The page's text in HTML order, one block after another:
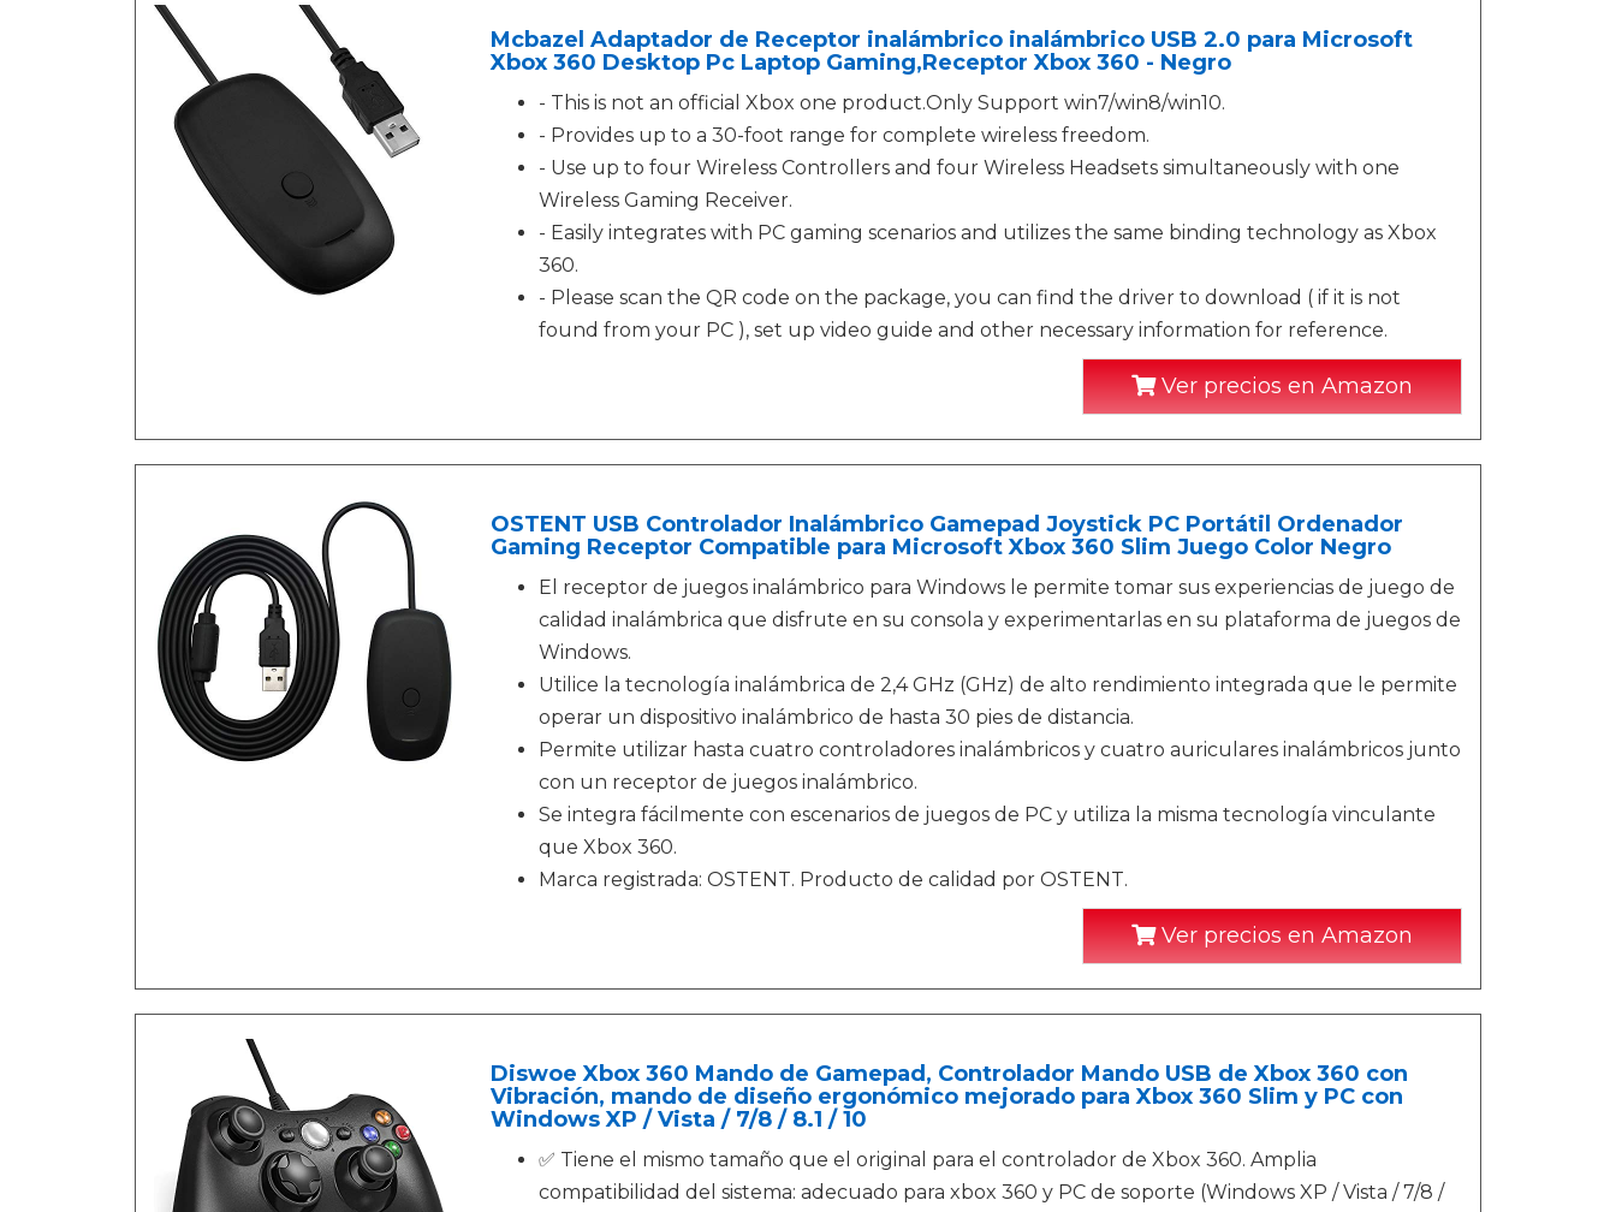
Mcbazel Adaptador de Receptor inalámbrico inalámbrico USB 2.0 para Microsoft
Xbox 360 Desktop Pc Laptop Gaming,Receptor Xbox 360 - Negro
- This is not an official Xbox one product.Only Support win7/win8/win10.
- Provides up to a 30-foot range for complete wireless freedom.
- Use up to four Wireless Controllers and four Wireless Headsets simultaneously with one
Wireless Gaming Receiver.
- Easily integrates with PC gaming scenarios and utilizes the same binding technology as Xbox
360.
- Please scan the QR code on the package, you can find the driver to download ( if it is not
found from your PC ), set up video guide and other necessary information for reference.
Ver precios en Amazon
OSTENT USB Controlador Inalámbrico Gamepad Joystick PC Portátil Ordenador
Gaming Receptor Compatible para Microsoft Xbox 360 Slim Juego Color Negro
El receptor de juegos inalámbrico para Windows le permite tomar sus experiencias de juego de
calidad inalámbrica que disfrute en su consola y experimentarlas en su plataforma de juegos de
Windows.
Utilice la tecnología inalámbrica de 2,4 GHz (GHz) de alto rendimiento integrada que le permite
operar un dispositivo inalámbrico de hasta 30 pies de distancia.
Permite utilizar hasta cuatro controladores inalámbricos y cuatro auriculares inalámbricos junto
con un receptor de juegos inalámbrico.
Se integra fácilmente con escenarios de juegos de PC y utiliza la misma tecnología vinculante
que Xbox 360.
Marca registrada: OSTENT. Producto de calidad por OSTENT.
Ver precios en Amazon
Diswoe Xbox 360 Mando de Gamepad, Controlador Mando USB de Xbox 360 con
Vibración, mando de diseño ergonómico mejorado para Xbox 360 Slim y PC con
Windows XP / Vista / 7/8 / 8.1 / 10
✅ Tiene el mismo tamaño que el original para el controlador de Xbox 360. Amplia
compatibilidad del sistema: adecuado para xbox 360 y PC de soporte (Windows XP / Vista / 7/8 /